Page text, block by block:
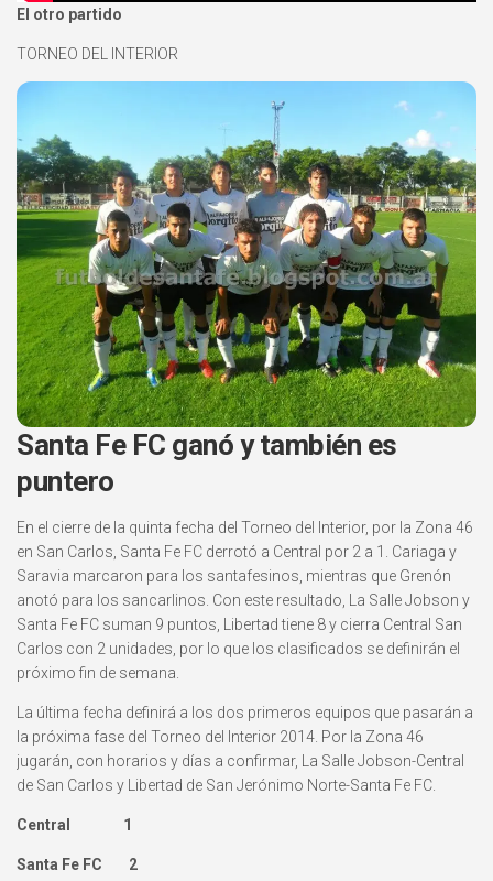
El otro partido
TORNEO DEL INTERIOR
Santa Fe FC ganó y también es
puntero
En el cierre de la quinta fecha del Torneo del Interior, por la Zona 46
en San Carlos, Santa Fe FC derrotó a Central por 2 a 1. Cariaga y
Saravia marcaron para los santafesinos, mientras que Grenón
anotó para los sancarlinos. Con este resultado, La Salle Jobson y
Santa Fe FC suman 9 puntos, Libertad tiene 8 y cierra Central San
Carlos con 2 unidades, por lo que los clasificados se definirán el
próximo fin de semana.
La última fecha definirá a los dos primeros equipos que pasarán a
la próxima fase del Torneo del Interior 2014. Por la Zona 46
jugarán, con horarios y días a confirmar, La Salle Jobson-Central
de San Carlos y Libertad de San Jerónimo Norte-Santa Fe FC.
Central 1
Santa Fe FC 2